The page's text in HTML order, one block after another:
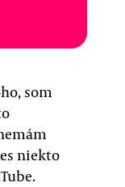
som
niekto